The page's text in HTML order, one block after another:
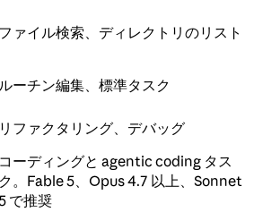
ファイル検索、ディレクトリのリスト
ルーチン編集、標準タスク
リファクタリング、デバッグ
コーディングと agentic coding タス
ク。Fable 5、Opus 4.7 以上、Sonnet
で推奨